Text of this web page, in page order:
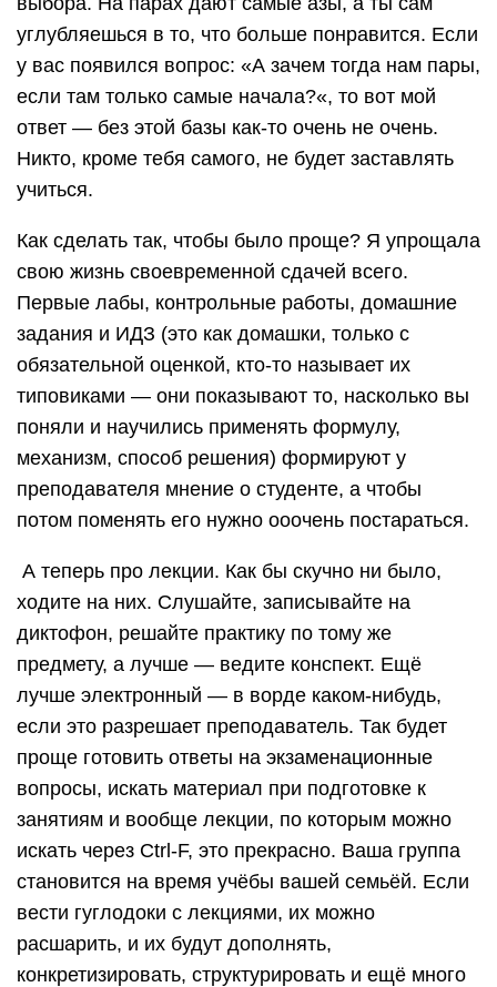
углубляешься в то, что больше понравится. Если
у вас появился вопрос: «А зачем тогда нам пары,
если там только самые начала?«, то вот мой
ответ — без этой базы как-то очень не очень.
Никто, кроме тебя самого, не будет заставлять
учиться.
Как сделать так, чтобы было проще? Я упрощала
свою жизнь своевременной сдачей всего.
Первые лабы, контрольные работы, домашние
задания и ИДЗ (это как домашки, только с
обязательной оценкой, кто-то называет их
типовиками — они показывают то, насколько вы
поняли и научились применять формулу,
механизм, способ решения) формируют у
преподавателя мнение о студенте, а чтобы
потом поменять его нужно ооочень постараться.
А теперь про лекции. Как бы скучно ни было,
ходите на них. Слушайте, записывайте на
диктофон, решайте практику по тому же
предмету, а лучше — ведите конспект. Ещё
лучше электронный — в ворде каком-нибудь,
если это разрешает преподаватель. Так будет
проще готовить ответы на экзаменационные
вопросы, искать материал при подготовке к
занятиям и вообще лекции, по которым можно
искать через Ctrl-F, это прекрасно. Ваша группа
становится на время учёбы вашей семьёй. Если
вести гуглодоки с лекциями, их можно
расшарить, и их будут дополнять,
конкретизировать, структурировать и ещё много